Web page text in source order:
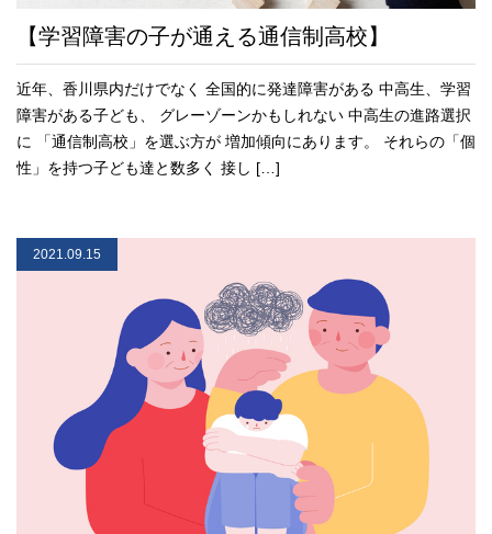
【学習障害の子が通える通信制高校】
近年、香川県内だけでなく 全国的に発達障害がある 中高生、学習
障害がある子ども、 グレーゾーンかもしれない 中高生の進路選択
に 「通信制高校」を選ぶ方が 増加傾向にあります。 それらの「個
性」を持つ子ども達と数多く 接し […]
2021.09.15